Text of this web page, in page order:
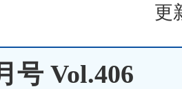
更
号 Vol.406